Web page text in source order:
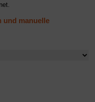
und manuelle